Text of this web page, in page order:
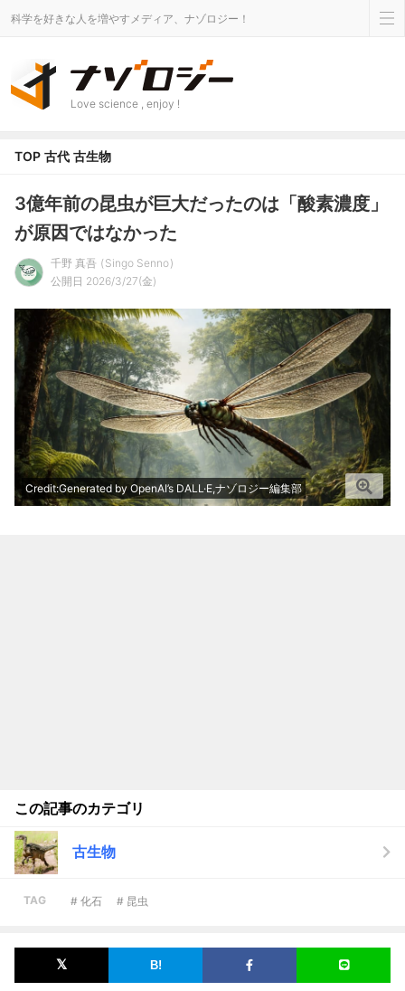
科学を好きな人を増やすメディア、ナゾロジー！
Love science , enjoy !
TOP 古代 古生物
3億年前の昆虫が巨大だったのは「酸素濃度」
が原因ではなかった
千野 真吾
Singo Senno
公開日 2026/3/27(金)
Credit:Generated by OpenAI’s DALL·E,ナゾロジー編集部
この記事のカテゴリ
古生物
TAG # 化石 # 昆虫